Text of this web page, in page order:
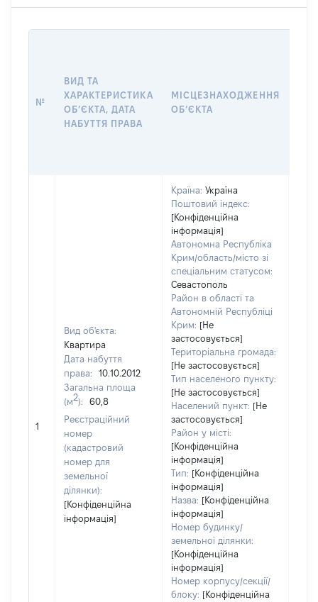
№
ВИД ТА
ХАРАКТЕРИСТИКА
ОБʼЄКТА, ДАТА
НАБУТТЯ ПРАВА
МІСЦЕЗНАХОДЖЕННЯ
ОБʼЄКТА
1
Вид об'єкта:
Квартира
Дата набуття
права:
10.10.2012
Загальна площа
(м2):
60,8
Реєстраційний
номер
(кадастровий
номер для
земельної
ділянки):
[Конфіденційна
інформація]
Країна: Україна
Поштовий індекс:
[Конфіденційна
інформація]
Автономна Республіка
Крим/область/місто зі
спеціальним статусом:
Севастополь
Район в області та
Автономній Республіці
Крим: [Не
застосовується]
Територіальна громада:
[Не застосовується]
Тип населеного пункту:
[Не застосовується]
Населений пункт: [Не
застосовується]
Район у місті:
[Конфіденційна
інформація]
Тип: [Конфіденційна
інформація]
Назва: [Конфіденційна
інформація]
Номер будинку/
земельної ділянки:
[Конфіденційна
інформація]
Номер корпусу/секції/
блоку: [Конфіденційна